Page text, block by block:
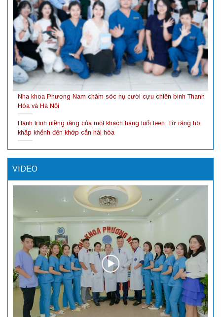
Nha khoa Phương Nam chăm sóc nụ cười cựu chiến binh Thanh
Hóa và Hà Nội
Hành trình niềng răng của một khách hàng tuổi teen: Từ răng hô,
khấp khểnh đến khớp cắn hài hòa
VIDEO